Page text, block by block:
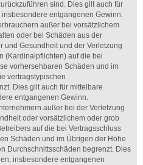
sind. Dies gilt auch für
entgangenen Gewinn.
außer bei vorsätzlichem
oder bei Schäden aus der
und Gesundheit und der Verletzung
(Kardinalpflichten) auf die bei
vorhersehbaren Schäden und im
vertragstypischen
Dies gilt auch für mittelbare
entgangenen Gewinn.
außer bei der Verletzung
oder vorsätzlichem oder grob
auf die bei Vertragsschluss
Schäden und im Übrigen der Höhe
Durchschnittsschäden begrenzt. Dies
insbesondere entgangenen